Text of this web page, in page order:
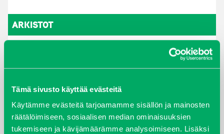
Tämä sivusto käyttää evästeitä
Käytämme evästeitä tarjoamamme sisällön ja mainosten
räätälöimiseen, sosiaalisen median ominaisuuksien
tukemiseen ja kävijämäärämme analysoimiseen. Lisäksi
ARKISTOT
elokuu 2024
joulukuu 2022